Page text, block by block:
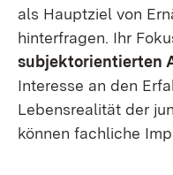
als Hauptziel von
hinterfragen. Ihr
subjektorientierten
Interesse an den
Lebensrealität der
können fachliche